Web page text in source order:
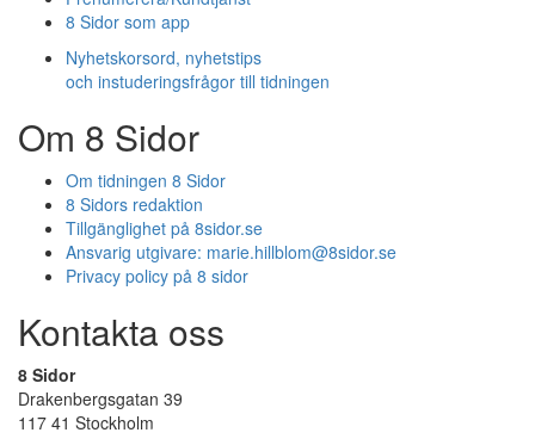
8 Sidor som app
Nyhetskorsord, nyhetstips
och instuderingsfrågor till tidningen
Om 8 Sidor
Om tidningen 8 Sidor
8 Sidors redaktion
Tillgänglighet på 8sidor.se
Ansvarig utgivare: marie.hillblom@8sidor.se
Privacy policy på 8 sidor
Kontakta oss
8 Sidor
Drakenbergsgatan 39
117 41 Stockholm